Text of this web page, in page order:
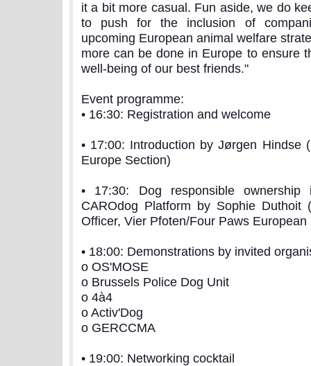
it a bit more casual. Fun aside, we do
to push for the inclusion of
upcoming European animal welfare
more can be done in Europe to ensure
well-being of our best friends."
Event programme:
• 16:30: Registration and welcome
• 17:00: Introduction by Jørgen Hindse
Europe Section)
• 17:30: Dog responsible
CAROdog Platform by Sophie Duthoit
Officer, Vier Pfoten/Four Paws
• 18:00: Demonstrations by invited
o OS'MOSE
o Brussels Police Dog Unit
o 4à4
o Activ'Dog
o GERCCMA
• 19:00: Networking cocktail